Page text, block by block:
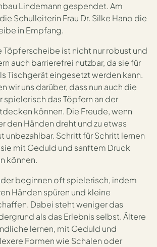
Lindemann gespendet. Am
Schulleiterin Frau Dr. Silke Hano die
in Empfang.
Töpferscheibe ist nicht nur robust und
auch barrierefrei nutzbar, da sie für
Tischgerät eingesetzt werden kann.
wir uns darüber, dass nun auch die
spielerisch das Töpfern an der
können. Die Freude, wenn
den Händen dreht und zu etwas
unbezahlbar. Schritt für Schritt lernen
mit Geduld und sanftem Druck
können.
beginnen oft spielerisch, indem
Händen spüren und kleine
Dabei steht weniger das
als das Erlebnis selbst. Ältere
lernen, mit Geduld und
Formen wie Schalen oder